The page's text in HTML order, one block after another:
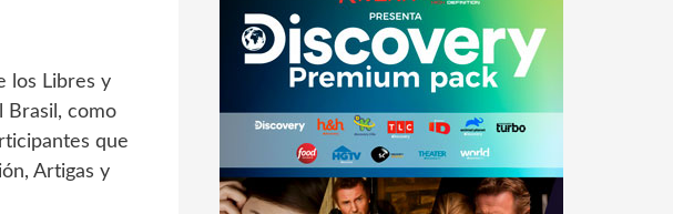
los Libres y
Brasil, como
que
Artigas y